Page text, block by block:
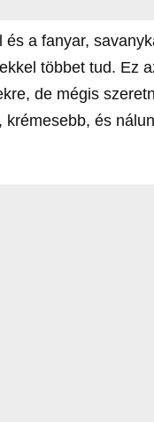
és a fanyar,
többet tud. Ez
de mégis
krémesebb, és